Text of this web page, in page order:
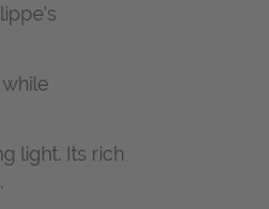
light. Its rich